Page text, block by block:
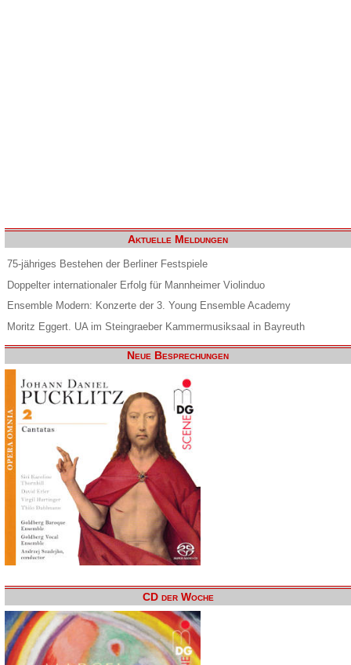
Aktuelle Meldungen
75-jähriges Bestehen der Berliner Festspiele
Doppelter internationaler Erfolg für Mannheimer Violinduo
Ensemble Modern: Konzerte der 3. Young Ensemble Academy
Moritz Eggert. UA im Steingraeber Kammermusiksaal in Bayreuth
Neue Besprechungen
CD der Woche